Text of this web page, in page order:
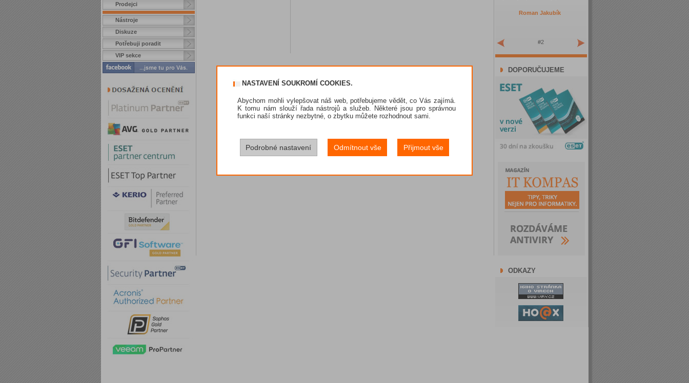
Prodejci
Nástroje
Diskuze
Potřebuji poradit
VIP sekce
Roman Jakubík
#2
DOPORUČUJEME
ODKAZY
NASTAVENÍ SOUKROMÍ COOKIES.
Abychom mohli vylepšovat náš web, potřebujeme vědět, co Vás zajímá.
K tomu nám slouží řada nástrojů a služeb. Některé jsou pro správnou
funkci naší stránky nezbytné, o zbytku můžete rozhodnout sami.
Podrobné nastavení Odmítnout vše Přijmout vše